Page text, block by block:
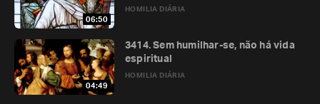
06:50
HOMILIA DIÁRIA
04:49
HOMILIA DIÁRIA
3414. Sem humilhar-se, não há vida
espiritual